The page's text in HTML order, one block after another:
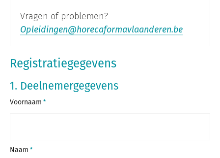
Vragen of problemen?
Opleidingen@horecaformavlaanderen.be
Registratiegegevens
1. Deelnemergegevens
Voornaam
Naam